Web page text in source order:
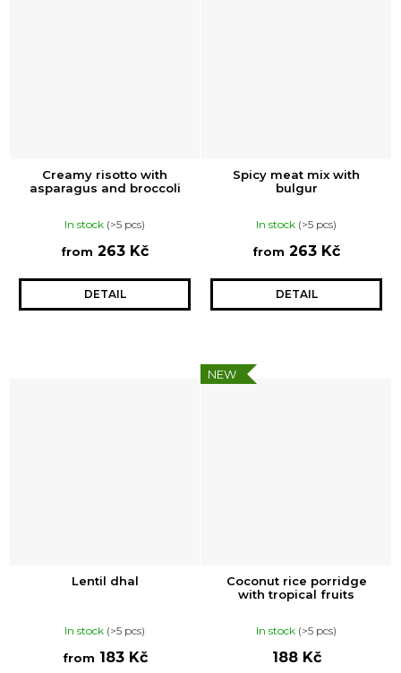
Creamy risotto with
asparagus and broccoli
In stock (>5 pcs)
from 263 Kč
DETAIL
Spicy meat mix with
bulgur
In stock (>5 pcs)
from 263 Kč
DETAIL
Lentil dhal
In stock (>5 pcs)
from 183 Kč
NEW
Coconut rice porridge
with tropical fruits
In stock (>5 pcs)
188 Kč